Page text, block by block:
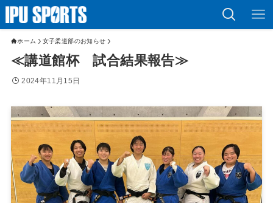
ホーム 女子柔道部のお知らせ
≪講道館杯 試合結果報告≫
2024年11月15日